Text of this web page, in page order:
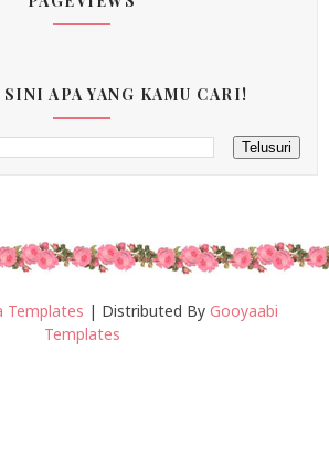
APA YANG KAMU CARI!
Templates | Distributed By Gooyaabi
Templates